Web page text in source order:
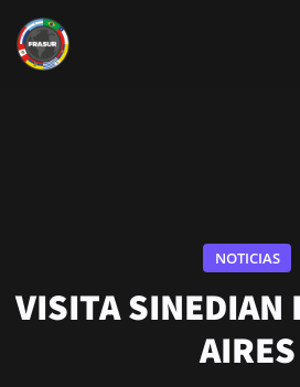
NOTICIAS
VISITA SINEDIAN
AIRES